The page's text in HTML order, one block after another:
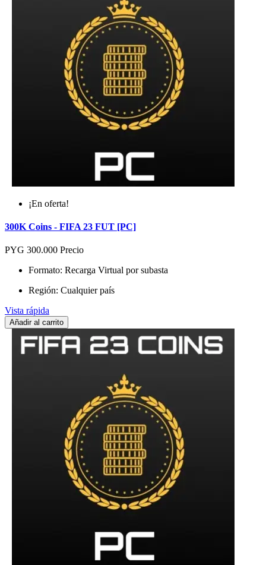
¡En oferta!
300K Coins - FIFA 23 FUT [PC]
PYG 300.000 Precio
Formato: Recarga Virtual por subasta
Región: Cualquier país
Vista rápida
Añadir al carrito